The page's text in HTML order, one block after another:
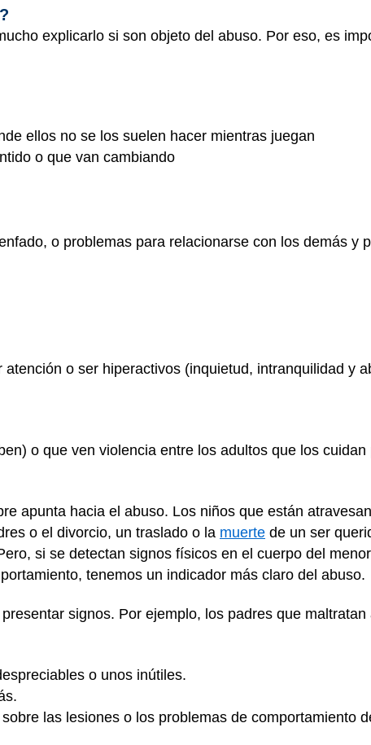
explicarlo si son objeto del abuso. Por eso, es
ellos no se los suelen hacer mientras juegan
o que van cambiando
o problemas para relacionarse con los demás y
o ser hiperactivos (inquietud, intranquilidad y
o que ven violencia entre los adultos que los cuidan
apunta hacia el abuso. Los niños que están
o el divorcio, un traslado o la muerte de un ser
si se detectan signos físicos en el cuerpo del
tenemos un indicador más claro del abuso.
signos. Por ejemplo, los padres que maltratan
o unos inútiles.
las lesiones o los problemas de comportamiento